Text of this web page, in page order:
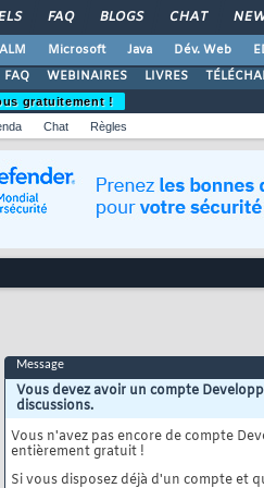
FAQ BLOGS CHAT
ALM Microsoft Java Dév. Web
FAQ WEBINAIRES LIVRES
gratuitement !
Chat Règles
Message
Vous devez avoir un compte
discussions.
Vous n'avez pas encore de compte
entièrement gratuit !
Si vous disposez déjà d'un compte et